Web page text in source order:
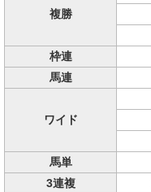
複勝
枠連
馬連
ワイド
馬単
3連複